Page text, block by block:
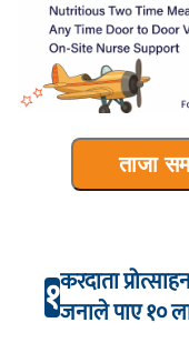
ताजा
१करदाता
जनाले पाए १०